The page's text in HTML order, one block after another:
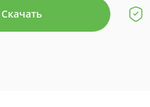
Скачать